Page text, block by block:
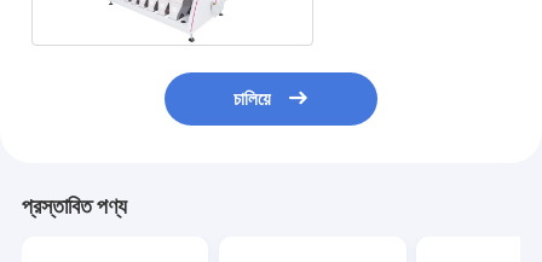
চালিয়ে
প্রস্তাবিত পণ্য